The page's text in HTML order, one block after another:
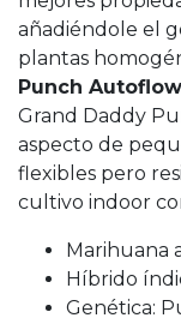
añadiéndole el
plantas
Punch
Grand Daddy
aspecto de
flexibles pero
cultivo indoor
Marihuana
Híbrido
Genética: